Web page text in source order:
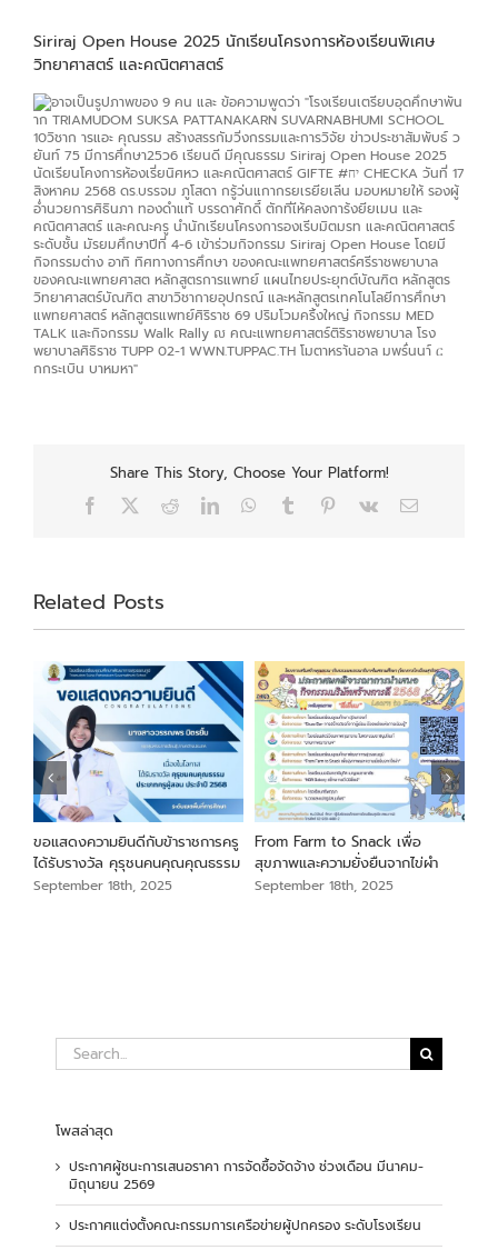
Siriraj Open House 2025 นักเรียนโครงการห้องเรียนพิเศษ
วิทยาศาสตร์ และคณิตศาสตร์
Share This Story, Choose Your Platform!
Facebook RedditLinkedInWhatsApp
Tumblr Pinterest
Vk Email
Related Posts
ขอแสดงความยินดีกับข้าราชการครู
ได้รับรางวัล คุรุชนคนคุณคุณธรรม
September 18th, 2025
From Farm to Snack เพื่อ
สุขภาพและความยั่งยืนจากไข่ผำ
September 18th, 2025
Search
for:
โพสล่าสุด
ประกาศผู้ชนะการเสนอราคา การจัดซื้อจัดจ้าง ช่วงเดือน มีนาคม-
มิถุนายน 2569
ประกาศแต่งตั้งคณะกรรมการเครือข่ายผู้ปกครอง ระดับโรงเรียน